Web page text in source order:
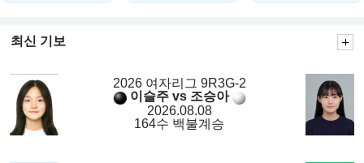
최신 기보
2026 여자리그 9R3G-2
이슬주 vs 조승아
2026.08.08
164수 백불계승